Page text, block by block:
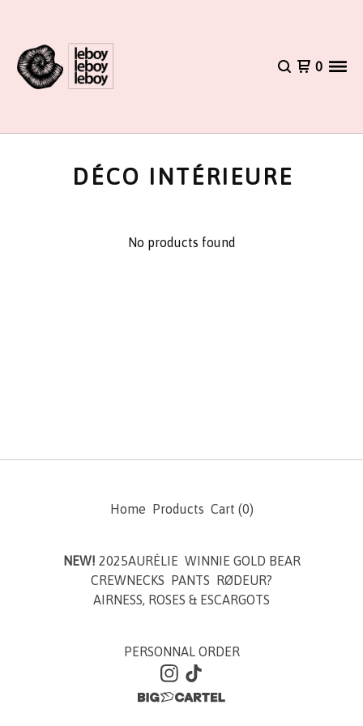
0
DÉCO INTÉRIEURE
No products found
Home Products Cart (0)
NEW! 2025AURÉLIE WINNIE GOLD BEAR
CREWNECKS PANTS RØDEUR?
AIRNESS, ROSES & ESCARGOTS
PERSONNAL ORDER